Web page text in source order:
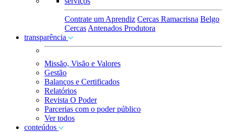
Contrate um Aprendiz Cercas Ramacrisna Belgo
Cercas Antenados Produtora
transparência
Missão, Visão e Valores
Gestão
Balanços e Certificados
Relatórios
Revista O Poder
Parcerias com o poder público
Ver todos
conteúdos